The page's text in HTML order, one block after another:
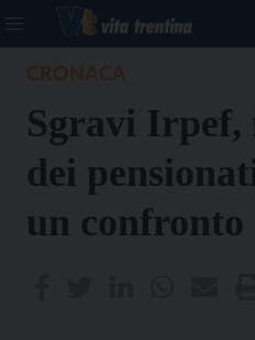
Sgravi Irpef,
dei
un confronto